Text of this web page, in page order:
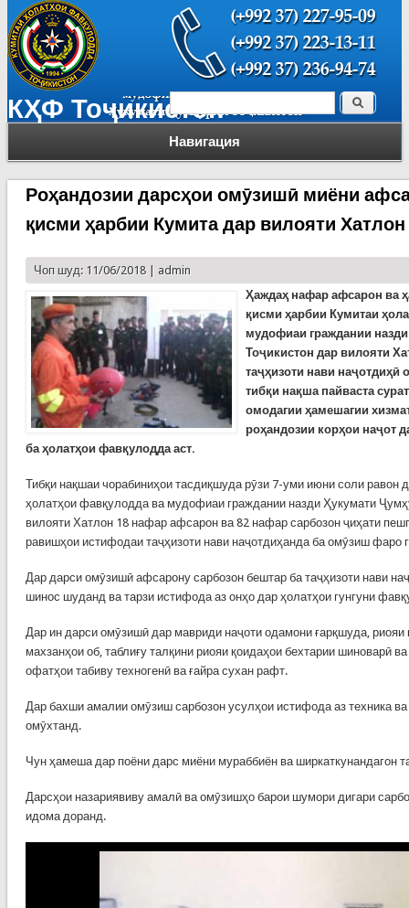
КҲФ Тоҷикистон
Навигация
Форма поиска Поиск
Роҳандозии дарсҳои омӯзишӣ миёни
қисми ҳарбии Кумита дар вилояти Хатлон
Чоп шуд: 11/06/2018 | admin
Ҳаждаҳ нафар афсарон ва
қисми ҳарбии Кумитаи
мудофиаи граждании
Тоҷикистон дар вилояти
таҷҳизоти нави
тибқи нақша пайваста
омодагии ҳамешагии
роҳандозии корҳои наҷот
ба ҳолатҳои фавқулодда аст.
Тибқи нақшаи чорабиниҳои тасдиқшуда рӯзи 7-уми июни соли равон
ҳолатҳои фавқулодда ва мудофиаи граждании назди Ҳукумати
вилояти Хатлон 18 нафар афсарон ва 82 нафар сарбозон ҷиҳати
равишҳои истифодаи таҷҳизоти нави наҷотдиҳанда ба омӯзиш фаро
Дар дарси омӯзишӣ афсарону сарбозон бештар ба таҷҳизоти нави
шинос шуданд ва тарзи истифода аз онҳо дар ҳолатҳои гунгуни
Дар ин дарси омӯзишӣ дар мавриди наҷоти одамони ғарқшуда,
махзанҳои об, таблиғу талқини риояи қоидаҳои бехтарии шиноварӣ
офатҳои табиву техногенӣ ва ғайра сухан рафт.
Дар бахши амалии омӯзиш сарбозон усулҳои истифода аз техника
омӯхтанд.
Чун ҳамеша дар поёни дарс миёни мураббиён ва ширкаткунандагон
Дарсҳои назариявиву амалӣ ва омӯзишҳо барои шумори дигари
идома доранд.